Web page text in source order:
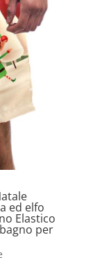
ed elfo
Elastico
per